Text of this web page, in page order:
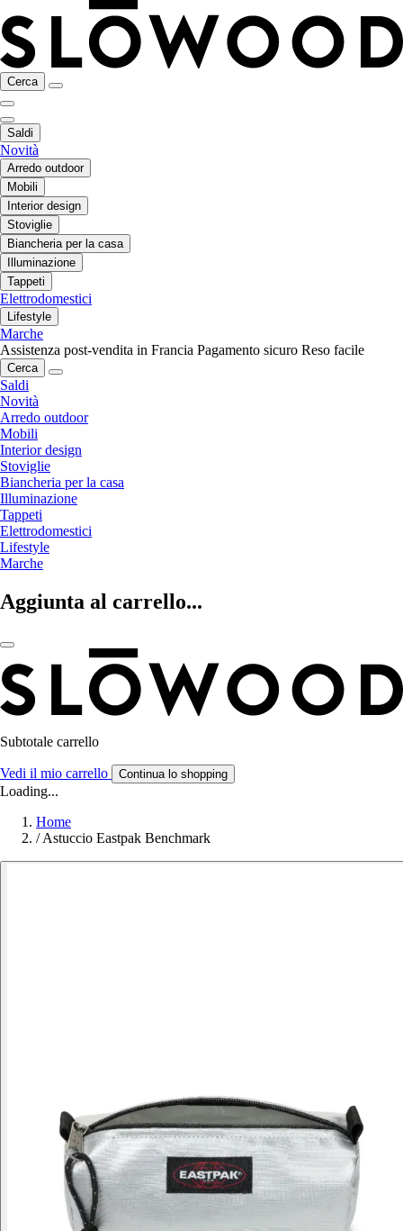
Cerca
Saldi
Novità
Arredo outdoor
Mobili
Interior design
Stoviglie
Biancheria per la casa
Illuminazione
Tappeti
Elettrodomestici
Lifestyle
Marche
Assistenza post-vendita in Francia Pagamento sicuro Reso facile
Cerca
Saldi
Novità
Arredo outdoor
Mobili
Interior design
Stoviglie
Biancheria per la casa
Illuminazione
Tappeti
Elettrodomestici
Lifestyle
Marche
Aggiunta al carrello...
Subtotale carrello
Vedi il mio carrello Continua lo shopping
Loading...
Home
/ Astuccio Eastpak Benchmark